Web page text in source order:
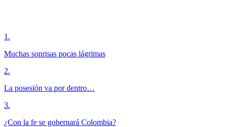
1 .
Muchas sonrisas pocas lágrimas
2.
La posesión va por dentro…
3.
¿Con la fe se gobernará Colombia?